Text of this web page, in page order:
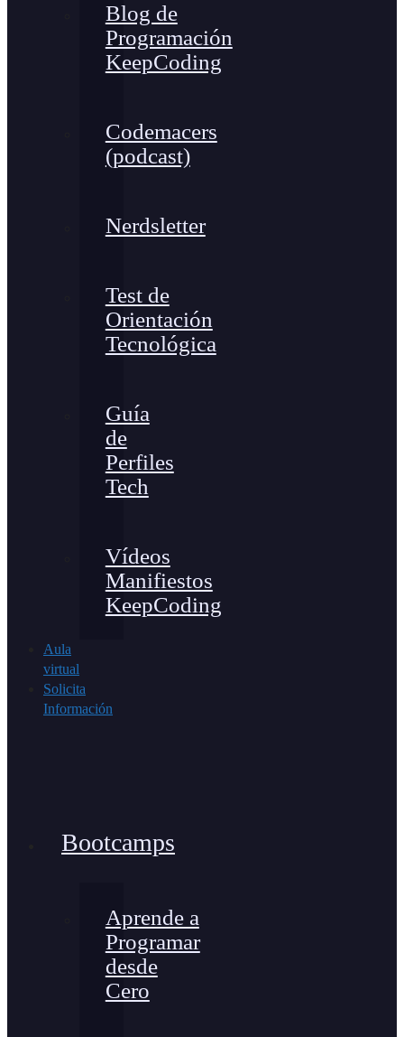
Blog de
Programación
KeepCoding
Codemacers
(podcast)
Nerdsletter
Test de
Orientación
Tecnológica
Guía
de
Perfiles
Tech
Vídeos
Manifiestos
KeepCoding
Aula
virtual
Solicita
Información
Bootcamps
Aprende a
Programar
desde
Cero